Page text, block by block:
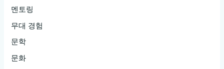
멘토링
무대 경험
문학
문화